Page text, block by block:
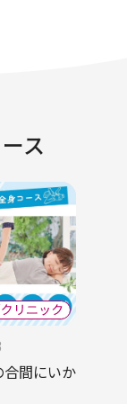
ス
合間にいか